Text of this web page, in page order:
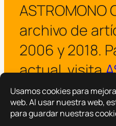
ASTROMONO
archivo de
2006 y 2018.
actual, visita
¡Visitar ASTROMONO